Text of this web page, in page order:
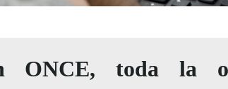
ONCE, toda la